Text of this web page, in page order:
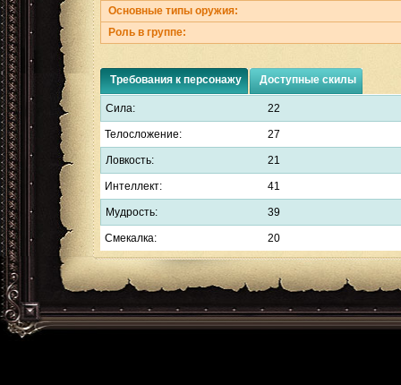
Основные типы оружия:
Роль в группе:
Требования к персонажу Доступные скилы
Сила: 22
Телосложение: 27
Ловкость: 21
Интеллект: 41
Мудрость: 39
Смекалка: 20